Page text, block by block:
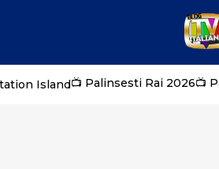
Island📺 Palinsesti Rai 2026📺